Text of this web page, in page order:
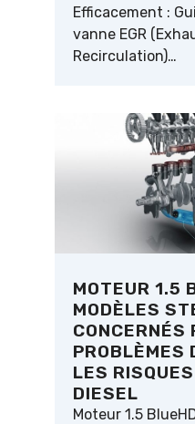
Efficacement :
vanne EGR
Recirculation)…
MOTEUR 1.5
MODÈLES
CONCERNÉS
PROBLÈMES
LES
DIESEL
Moteur 1.5